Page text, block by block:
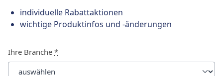
individuelle Rabattaktionen
wichtige Produktinfos und -änderungen
Ihre Branche *